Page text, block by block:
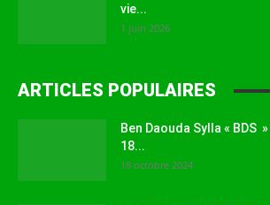
vie...
1 juin 2026
ARTICLES POPULAIRES
Ben Daouda Sylla « BDS
18...
18 octobre 2024